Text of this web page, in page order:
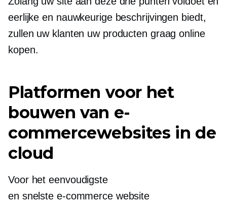
eerlijke en nauwkeurige beschrijvingen biedt,
zullen uw klanten uw producten graag online
kopen.
Platformen voor het
bouwen van e-
commercewebsites in de
cloud
Voor het eenvoudigste
en snelste e-commerce website